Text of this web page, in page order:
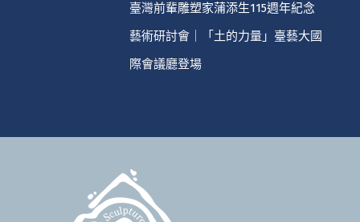
臺灣前輩雕塑家蒲添生115週年紀念
藝術研討會｜「土的力量」臺藝大國
際會議廳登場